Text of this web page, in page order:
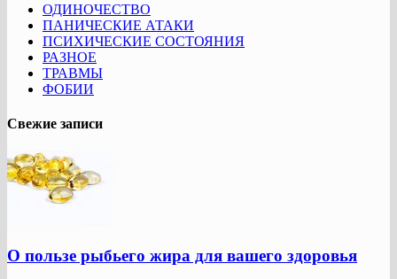
ОДИНОЧЕСТВО
ПАНИЧЕСКИЕ АТАКИ
ПСИХИЧЕСКИЕ СОСТОЯНИЯ
РАЗНОЕ
ТРАВМЫ
ФОБИИ
Свежие записи
О пользе рыбьего жира для вашего здоровья